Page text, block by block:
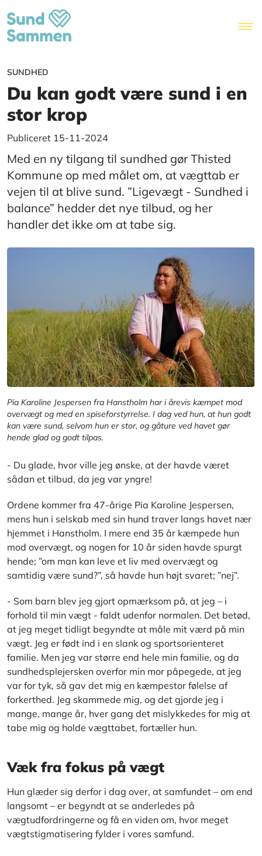
SUNDHED
Du kan godt være sund i en
stor krop
Publiceret 15-11-2024
Med en ny tilgang til sundhed gør Thisted
Kommune op med målet om, at vægttab er
vejen til at blive sund. ”Ligevægt - Sundhed i
balance” hedder det nye tilbud, og her
handler det ikke om at tabe sig.
Pia Karoline Jespersen fra Hanstholm har i årevis kæmpet mod
overvægt og med en spiseforstyrrelse. I dag ved hun, at hun godt
kan være sund, selvom hun er stor, og gåture ved havet gør
hende glad og godt tilpas.
- Du glade, hvor ville jeg ønske, at der havde været
sådan et tilbud, da jeg var yngre!
Ordene kommer fra 47-årige Pia Karoline Jespersen,
mens hun i selskab med sin hund traver langs havet nær
hjemmet i Hanstholm. I mere end 35 år kæmpede hun
mod overvægt, og nogen for 10 år siden havde spurgt
hende; ”om man kan leve et liv med overvægt og
samtidig være sund?”, så havde hun højt svaret; ”nej”.
- Som barn blev jeg gjort opmærksom på, at jeg – i
forhold til min vægt - faldt udenfor normalen. Det betød,
at jeg meget tidligt begyndte at måle mit værd på min
vægt. Jeg er født ind i en slank og sportsorienteret
familie. Men jeg var større end hele min familie, og da
sundhedsplejersken overfor min mor påpegede, at jeg
var for tyk, så gav det mig en kæmpestor følelse af
forkerthed. Jeg skammede mig, og det gjorde jeg i
mange, mange år, hver gang det mislykkedes for mig at
tabe mig og holde vægttabet, fortæller hun.
Væk fra fokus på vægt
Hun glæder sig derfor i dag over, at samfundet – om end
langsomt – er begyndt at se anderledes på
vægtudfordringerne og få en viden om, hvor meget
vægtstigmatisering fylder i vores samfund.